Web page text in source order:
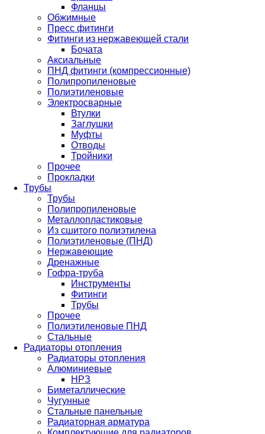
Фланцы
Обжимные
Пресс фитинги
Фитинги из нержавеющей стали
Бочата
Аксиальные
ПНД фитинги (компрессионные)
Полипропиленовые
Полиэтиленовые
Электросварные
Втулки
Заглушки
Муфты
Отводы
Тройники
Прочее
Прокладки
Трубы
Трубы
Полипропиленовые
Металлопластиковые
Из сшитого полиэтилена
Полиэтиленовые (ПНД)
Нержавеющие
Дренажные
Гофра-труба
Инструменты
Фитинги
Трубы
Прочее
Полиэтиленовые ПНД
Стальные
Радиаторы отопления
Радиаторы отопления
Алюминиевые
НРЗ
Биметаллические
Чугунные
Стальные панельные
Радиаторная арматура